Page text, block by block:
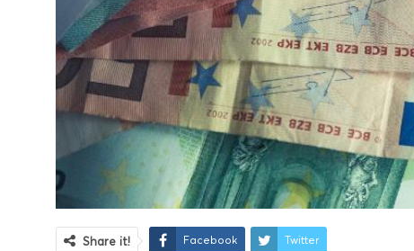
Share it! Facebook Twitter